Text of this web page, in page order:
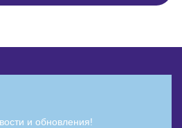
и обновления!